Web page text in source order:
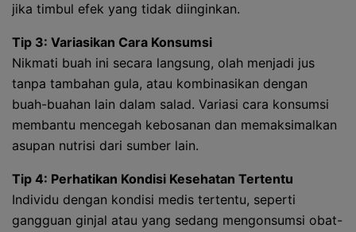
jika timbul efek yang tidak diinginkan.
Tip 3: Variasikan Cara Konsumsi
Nikmati buah ini secara langsung, olah menjadi jus
tanpa tambahan gula, atau kombinasikan dengan
buah-buahan lain dalam salad. Variasi cara konsumsi
membantu mencegah kebosanan dan memaksimalkan
asupan nutrisi dari sumber lain.
Tip 4: Perhatikan Kondisi Kesehatan Tertentu
Individu dengan kondisi medis tertentu, seperti
gangguan ginjal atau yang sedang mengonsumsi obat-